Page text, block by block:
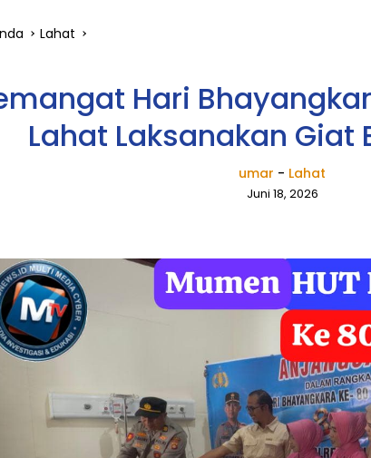
Lahat
Hari
Lahat Laksanakan Giat
umar - Lahat
Juni 18, 2026